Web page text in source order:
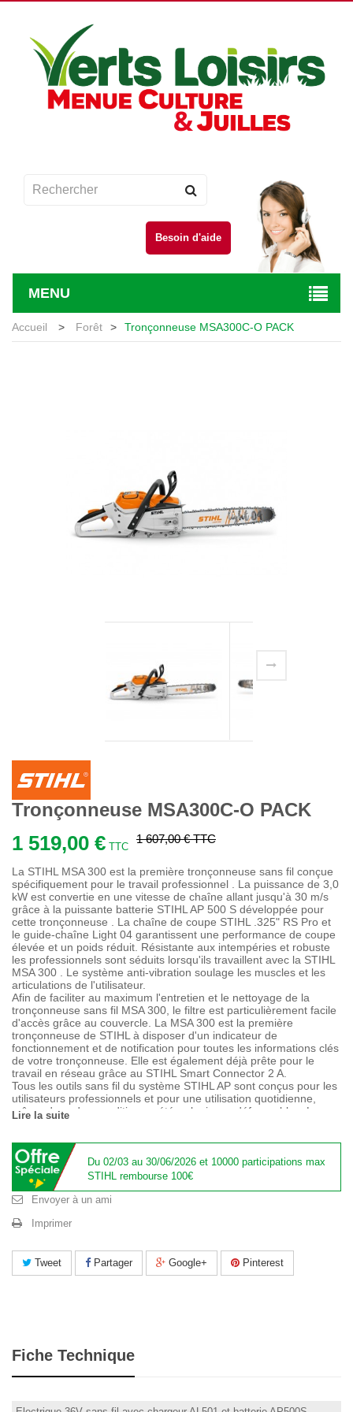
Besoin d'aide
MENU
Accueil > Forêt > Tronçonneuse MSA300C-O PACK
Tronçonneuse MSA300C-O PACK
1 519,00 € TTC
1 607,00 €TTC
La STIHL MSA 300 est la première tronçonneuse sans fil conçue
spécifiquement pour le travail professionnel . La puissance de 3,0
kW est convertie en une vitesse de chaîne allant jusqu'à 30 m/s
grâce à la puissante batterie STIHL AP 500 S développée pour
cette tronçonneuse . La chaîne de coupe STIHL .325" RS Pro et
le guide-chaîne Light 04 garantissent une performance de coupe
élevée et un poids réduit. Résistante aux intempéries et robuste
les professionnels sont séduits lorsqu'ils travaillent avec la STIHL
MSA 300 . Le système anti-vibration soulage les muscles et les
articulations de l'utilisateur.
Afin de faciliter au maximum l'entretien et le nettoyage de la
tronçonneuse sans fil MSA 300, le filtre est particulièrement facile
d'accès grâce au couvercle. La MSA 300 est la première
tronçonneuse de STIHL à disposer d'un indicateur de
fonctionnement et de notification pour toutes les informations clés
de votre tronçonneuse. Elle est également déjà prête pour le
travail en réseau grâce au STIHL Smart Connector 2 A.
Tous les outils sans fil du système STIHL AP sont conçus pour les
utilisateurs professionnels et pour une utilisation quotidienne,
même dans des conditions météorologiques défavorables. La
Livrée avec batterie AP500S et chargeur AL501.
Les batteries et chargeurs compatibles peuvent servir pour les
autres produits à batterie de la gamme d'outils à batterie AP
STIHL.
Lire la suite
Du 02/03 au 30/06/2026 et 10000 participations max
STIHL rembourse 100€
Envoyer à un ami
Imprimer
Tweet Partager Google+ Pinterest
Fiche Technique